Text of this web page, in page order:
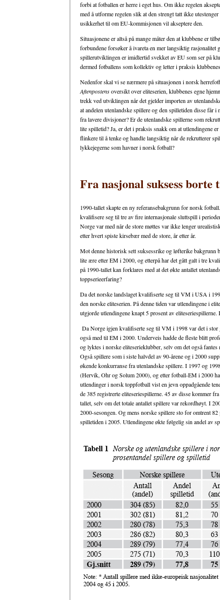
forbi at fotballen er herre i eget hus. Om ikke regelen
med å utforme regelen slik at den strengt tatt ikke
usikkerhet til om EU-kommisjonen vil akseptere den.
Situasjonene er altså på mange måter den at klubbene er
forbundene forsøker å ivareta en mer langsiktig
spillerutviklingen er imidlertid svekket av EU som ser på
dermed fotballens som kollektiv og letter i praksis
Nedenfor skal vi se nærmere på situasjonen i norsk
Aftenpostensoversikt over eliteserien, klubbenes egne
trekk ved utviklingen når det gjelder importen av
at andelen utenlandske spillere og den spilletiden disse får
fra lavere divisjoner? Er de utenlandske spillerne som
lite spilletid? Ja, er det i praksis snakk om at utlendingene
flinkere til å tenke og handle langsiktig når de rekrutterer
lykkejegerne som havner i norsk fotball?
Fra nasjonal suksess
1990-tallet skapte en ny referansebakgrunn for norsk
kvalifisere seg til tre av fire internasjonale sluttspill i
Norge var med når de store møttes var ikke lenger
etter hvert spiste kirsebær med de store, år etter år.
Mot denne historisk sett suksessrike og løfterike bakgrunn
lite ære etter EM i 2000, og etterpå har det gått galt i tre
på 1990-tallet kan forklares med at det økte antallet
toppserieerfaring?
Da det norske landslaget kvalifiserte seg til VM i USA i
den norske eliteserien. På denne tiden var utlendingene i
utgjorde utlendingene knapt 5 prosent av
Da Norge igjen kvalifiserte seg til VM i 1998 var det i stor
også med til EM i 2000. Underveis hadde de fleste blitt
og lyktes i norske eliteserieklubber, selv om det også
Også spillere som i siste halvdel av 90-årene og i 2000
økende konkurranse fra utenlandske spillere. I 1997 og
(Hervik, Ohr og Solum 2000), og etter fotball-EM i 2000
utlendinger i norsk toppfotball vist en jevn oppadgående
de 385 registrerte eliteseriespillerne. 45 av disse kommer
tallet, selv om det totale antallet spillere var rekordhøyt. I
2000-sesongen. Og mens norske spillere sto for omtrent
spilletiden i 2005. Utlendingene økte følgelig sin andel av